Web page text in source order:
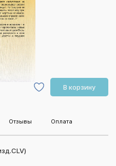
В корзину
Отзывы Оплата